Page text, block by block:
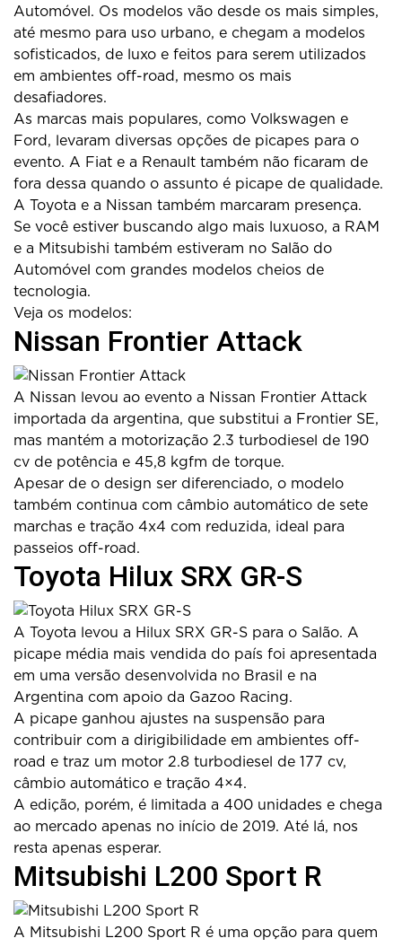
Automóvel. Os modelos vão desde os mais simples,
até mesmo para uso urbano, e chegam a modelos
sofisticados, de luxo e feitos para serem utilizados
em ambientes off-road, mesmo os mais
desafiadores.
As marcas mais populares, como Volkswagen e
Ford, levaram diversas opções de picapes para o
evento. A Fiat e a Renault também não ficaram de
fora dessa quando o assunto é picape de qualidade.
A Toyota e a Nissan também marcaram presença.
Se você estiver buscando algo mais luxuoso, a RAM
e a Mitsubishi também estiveram no Salão do
Automóvel com grandes modelos cheios de
tecnologia.
Veja os modelos:
Nissan Frontier Attack
A Nissan levou ao evento a Nissan Frontier Attack
importada da argentina, que substitui a Frontier SE,
mas mantém a motorização 2.3 turbodiesel de 190
cv de potência e 45,8 kgfm de torque.
Apesar de o design ser diferenciado, o modelo
também continua com câmbio automático de sete
marchas e tração 4x4 com reduzida, ideal para
passeios off-road.
Toyota Hilux SRX GR-S
A Toyota levou a Hilux SRX GR-S para o Salão. A
picape média mais vendida do país foi apresentada
em uma versão desenvolvida no Brasil e na
Argentina com apoio da Gazoo Racing.
A picape ganhou ajustes na suspensão para
contribuir com a dirigibilidade em ambientes off-
road e traz um motor 2.8 turbodiesel de 177 cv,
câmbio automático e tração 4×4.
A edição, porém, é limitada a 400 unidades e chega
ao mercado apenas no início de 2019. Até lá, nos
resta apenas esperar.
Mitsubishi L200 Sport R
A Mitsubishi L200 Sport R é uma opção para quem